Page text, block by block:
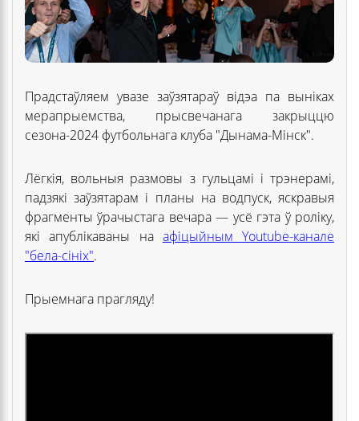
Прадстаўляем увазе заўзятараў відэа па выніках
мерапрыемства, прысвечанага закрыццю
сезона-2024 футбольнага клуба "Дынама-Мінск".
Лёгкія, вольныя размовы з гульцамі і трэнерамі,
падзякі заўзятарам і планы на водпуск, яскравыя
фрагменты ўрачыстага вечара — усё гэта ў роліку,
які апублікаваны на афіцыйным Youtube-канале
"бела-сініх".
Прыемнага прагляду!